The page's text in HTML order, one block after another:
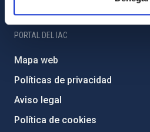
PORTAL DEL IAC
Mapa web
Políticas de privacidad
Aviso legal
Política de cookies